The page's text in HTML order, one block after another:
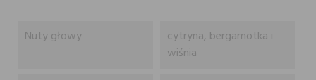
Nuty głowy
cytryna, bergamotka i
wiśnia